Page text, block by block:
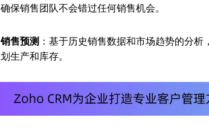
确保销售团队不会错过任何销售机会。
销售预测 ：基于历史销售数据和市场趋势的分
划生产和库存。